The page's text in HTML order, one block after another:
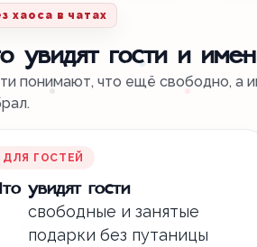
хаоса в чатах
увидят гости и
понимают, что ещё свободно, а
ДЛЯ ГОСТЕЙ
увидят гости
свободные и занятые
подарки без путаницы